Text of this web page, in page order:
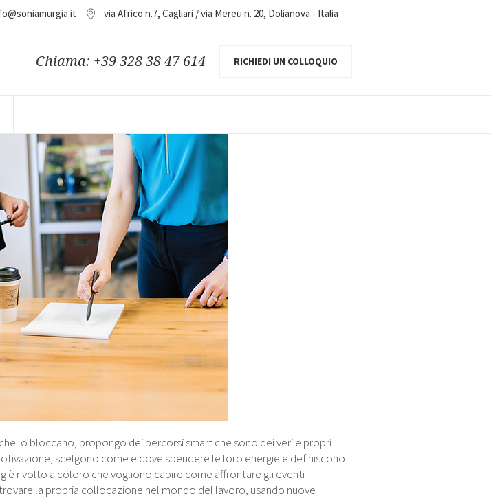
via Africo n.7, Cagliari / via Mereu n. 20, Dolianova - Italia
Chiama: +39 328 38 47 614 RICHIEDI UN COLLOQUIO
lo bloccano, propongo dei percorsi smart che sono dei veri e propri
scelgono come e dove spendere le loro energie e definiscono
è rivolto a coloro che vogliono capire come affrontare gli eventi
la propria collocazione nel mondo del lavoro, usando nuove